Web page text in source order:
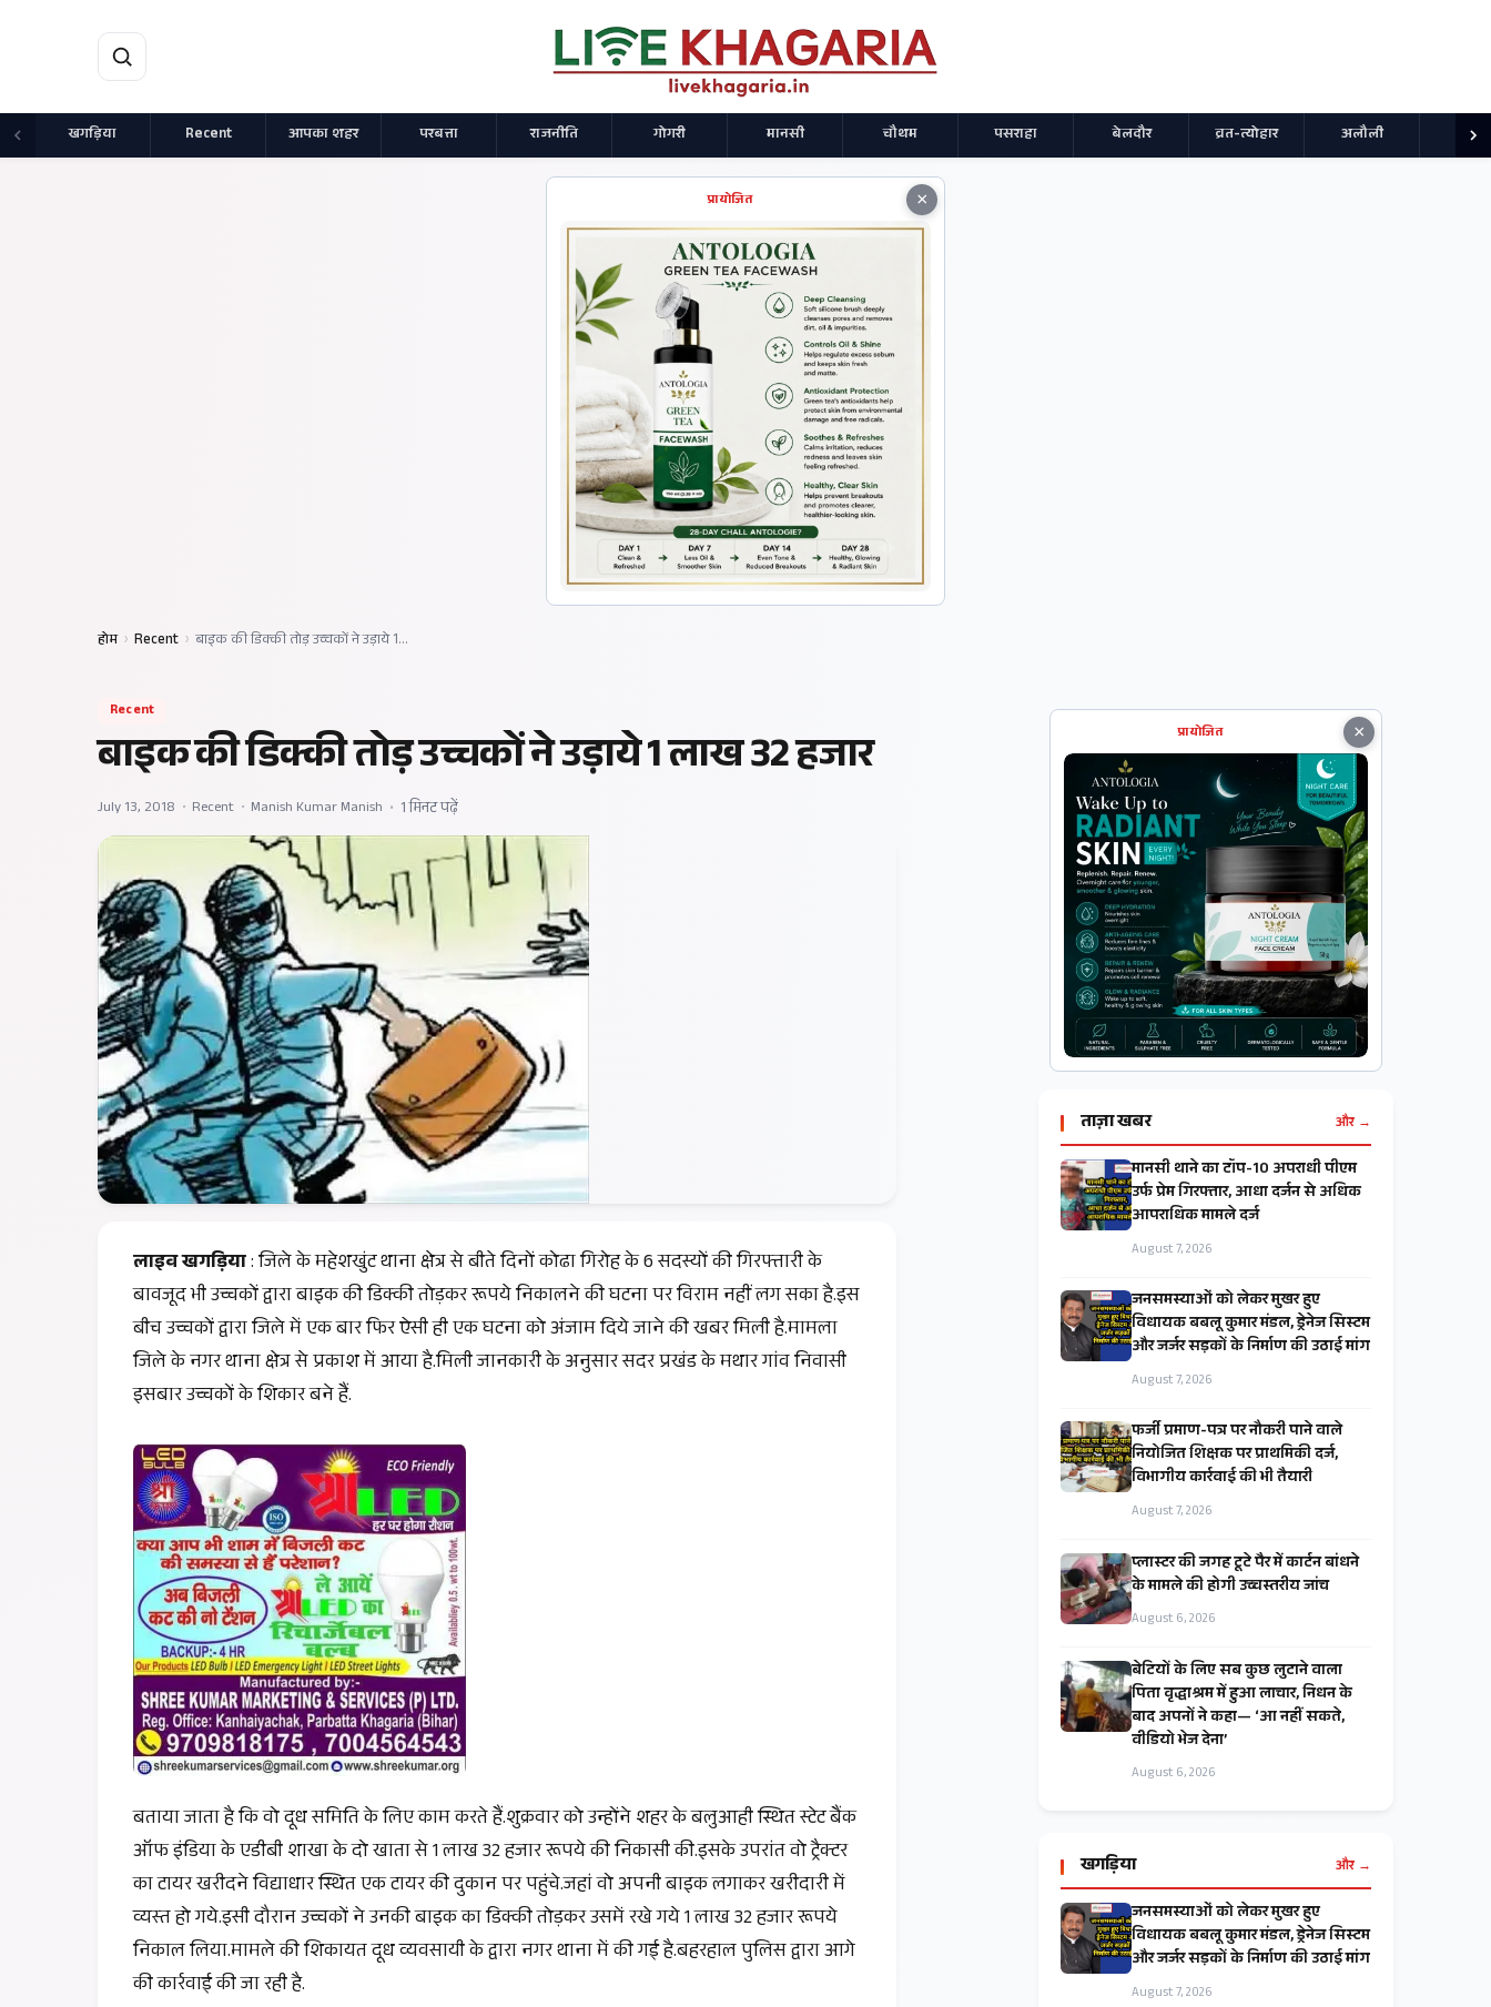
खगड़िया Recent आपका शहर परबत्ता राजनीति गोगरी मानसी चौथम पसराहा बेलदौर व्रत-त्योहार अलौली
×
प्रायोजित
होम › Recent › बाइक की डिक्की तोड़ उच्चकों ने उड़ाये 1…
Recent
बाइक की डिक्की तोड़ उच्चकों ने उड़ाये 1 लाख 32 हजार
July 13, 2018 • Recent • Manish Kumar Manish • 1 मिनट पढ़ें
लाइव खगड़िया: जिले के महेशखुंट थाना क्षेत्र से बीते दिनों कोढा गिरोह के 6 सदस्यों की गिरफ्तारी के
बावजूद भी उच्चकों द्वारा बाइक की डिक्की तोड़कर रूपये निकालने की घटना पर विराम नहीं लग सका है.इस
बीच उच्चकों द्वारा जिले में एक बार फिर ऐसी ही एक घटना को अंजाम दिये जाने की खबर मिली है.मामला
जिले के नगर थाना क्षेत्र से प्रकाश में आया है.मिली जानकारी के अनुसार सदर प्रखंड के मथार गांव निवासी
इसबार उच्चकों के शिकार बने हैं.
बताया जाता है कि वो दूध समिति के लिए काम करते हैं.शुक्रवार को उन्होंने शहर के बलुआही स्थित स्टेट बैंक
ऑफ इंडिया के एडीबी शाखा के दो खाता से 1 लाख 32 हजार रूपये की निकासी की.इसके उपरांत वो ट्रैक्टर
का टायर खरीदने विद्याधार स्थित एक टायर की दुकान पर पहुंचे.जहां वो अपनी बाइक लगाकर खरीदारी में
व्यस्त हो गये.इसी दौरान उच्चकों ने उनकी बाइक का डिक्की तोड़कर उसमें रखे गये 1 लाख 32 हजार रूपये
निकाल लिया.मामले की शिकायत दूध व्यवसायी के द्वारा नगर थाना में की गई है.बहरहाल पुलिस द्वारा आगे
की कार्रवाई की जा रही है.
×
प्रायोजित
ताज़ा खबर और →
मानसी थाने का टॉप-10 अपराधी पीएम
उर्फ प्रेम गिरफ्तार, आधा दर्जन से अधिक
आपराधिक मामले दर्ज
August 7, 2026
जनसमस्याओं को लेकर मुखर हुए
विधायक बबलू कुमार मंडल, ड्रेनेज सिस्टम
और जर्जर सड़कों के निर्माण की उठाई मांग
August 7, 2026
फर्जी प्रमाण-पत्र पर नौकरी पाने वाले
नियोजित शिक्षक पर प्राथमिकी दर्ज,
विभागीय कार्रवाई की भी तैयारी
August 7, 2026
प्लास्टर की जगह टूटे पैर में कार्टन बांधने
के मामले की होगी उच्चस्तरीय जांच
August 6, 2026
बेटियों के लिए सब कुछ लुटाने वाला
पिता वृद्धाश्रम में हुआ लाचार, निधन के
बाद अपनों ने कहा— ‘आ नहीं सकते,
वीडियो भेज देना’
August 6, 2026
खगड़िया और →
जनसमस्याओं को लेकर मुखर हुए
विधायक बबलू कुमार मंडल, ड्रेनेज सिस्टम
और जर्जर सड़कों के निर्माण की उठाई मांग
August 7, 2026